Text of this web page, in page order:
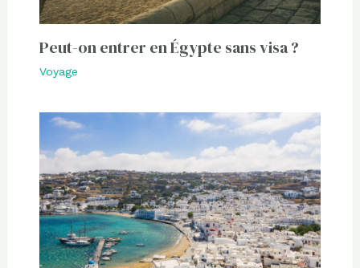
Peut-on entrer en Égypte sans visa ?
Voyage